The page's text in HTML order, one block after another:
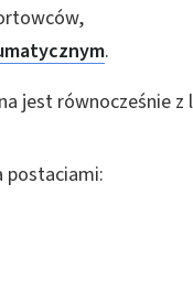
.
jest równocześnie
postaciami: